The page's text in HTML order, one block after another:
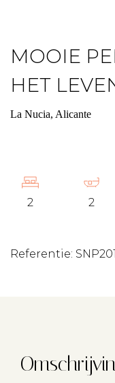
MOOIE
HET
La Nucia, Alicante
2 2
Referentie: SNP201